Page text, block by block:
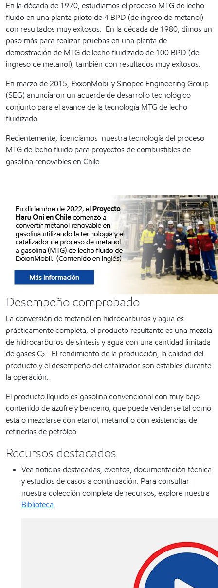
En la década de 1970, estudiamos el proceso MTG de lecho
fluido en una planta piloto de 4 BPD (de ingreo de metanol)
con resultados muy exitosos. En la década de 1980, dimos un
paso más para realizar pruebas en una planta de
demostración de MTG de lecho fluidizado de 100 BPD (de
ingreso de metanol), también con resultados muy exitosos.
En marzo de 2015, ExxonMobil y Sinopec Engineering Group
(SEG) anunciaron un acuerde de desarrollo tecnológico
conjunto para el avance de la tecnología MTG de lecho
fluidizado.
Recientemente, licenciamos nuestra tecnología del proceso
MTG de lecho fluido para proyectos de combustibles de
gasolina renovables en Chile.
Desempeño comprobado
La conversión de metanol en hidrocarburos y agua es
prácticamente completa, el producto resultante es una mezcla
de hidrocarburos de síntesis y agua con una cantidad limitada
de gases C₂-. El rendimiento de la producción, la calidad del
producto y el desempeño del catalizador son estables durante
la operación.
El producto líquido es gasolina convencional con muy bajo
contenido de azufre y benceno, que puede venderse tal como
está o mezclarse con etanol, metanol o con existencias de
refinerías de petróleo.
Recursos destacados
Vea noticias destacadas, eventos, documentación técnica
y estudios de casos a continuación. Para consultar
nuestra colección completa de recursos, explore nuestra
Biblioteca.